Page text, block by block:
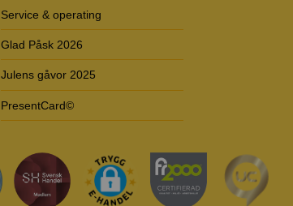
Service & operating
Glad Påsk 2026
Julens gåvor 2025
PresentCard©